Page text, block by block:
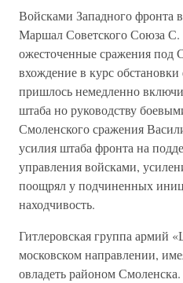
Войсками Западного фронта
Маршал Советского Союза
ожесточенные сражения под
вхождение в курс
пришлось немедленно
штаба но руководству
Смоленского сражения
усилия штаба фронта на
управления войсками,
поощрял у подчиненных
находчивость.
Гитлеровская группа армий
московском направлении,
овладеть районом